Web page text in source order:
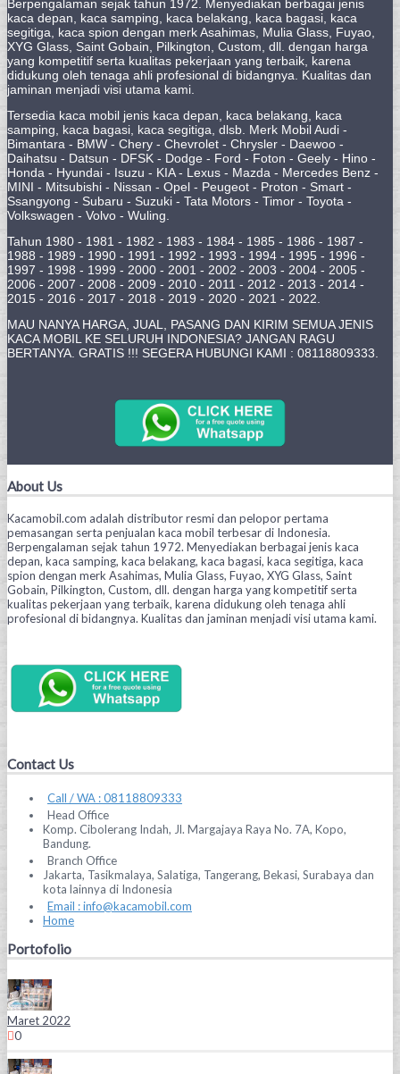
Berpengalaman sejak tahun 1972. Menyediakan berbagai jenis
kaca depan, kaca samping, kaca belakang, kaca bagasi, kaca
segitiga, kaca spion dengan merk Asahimas, Mulia Glass, Fuyao,
XYG Glass, Saint Gobain, Pilkington, Custom, dll. dengan harga
yang kompetitif serta kualitas pekerjaan yang terbaik, karena
didukung oleh tenaga ahli profesional di bidangnya. Kualitas dan
jaminan menjadi visi utama kami.
Tersedia kaca mobil jenis kaca depan, kaca belakang, kaca
samping, kaca bagasi, kaca segitiga, dlsb. Merk Mobil Audi -
Bimantara - BMW - Chery - Chevrolet - Chrysler - Daewoo -
Daihatsu - Datsun - DFSK - Dodge - Ford - Foton - Geely - Hino -
Honda - Hyundai - Isuzu - KIA - Lexus - Mazda - Mercedes Benz -
MINI - Mitsubishi - Nissan - Opel - Peugeot - Proton - Smart -
Ssangyong - Subaru - Suzuki - Tata Motors - Timor - Toyota -
Volkswagen - Volvo - Wuling.
Tahun 1980 - 1981 - 1982 - 1983 - 1984 - 1985 - 1986 - 1987 -
1988 - 1989 - 1990 - 1991 - 1992 - 1993 - 1994 - 1995 - 1996 -
1997 - 1998 - 1999 - 2000 - 2001 - 2002 - 2003 - 2004 - 2005 -
2006 - 2007 - 2008 - 2009 - 2010 - 2011 - 2012 - 2013 - 2014 -
2015 - 2016 - 2017 - 2018 - 2019 - 2020 - 2021 - 2022.
MAU NANYA HARGA, JUAL, PASANG DAN KIRIM SEMUA JENIS
KACA MOBIL KE SELURUH INDONESIA? JANGAN RAGU
BERTANYA. GRATIS !!! SEGERA HUBUNGI KAMI : 08118809333.
About Us
Kacamobil.com adalah distributor resmi dan pelopor pertama
pemasangan serta penjualan kaca mobil terbesar di Indonesia.
Berpengalaman sejak tahun 1972. Menyediakan berbagai jenis kaca
depan, kaca samping, kaca belakang, kaca bagasi, kaca segitiga, kaca
spion dengan merk Asahimas, Mulia Glass, Fuyao, XYG Glass, Saint
Gobain, Pilkington, Custom, dll. dengan harga yang kompetitif serta
kualitas pekerjaan yang terbaik, karena didukung oleh tenaga ahli
profesional di bidangnya. Kualitas dan jaminan menjadi visi utama kami.
Contact Us
Call / WA : 08118809333
Head Office
Komp. Cibolerang Indah, Jl. Margajaya Raya No. 7A, Kopo,
Bandung.
Branch Office
Jakarta, Tasikmalaya, Salatiga, Tangerang, Bekasi, Surabaya dan
kota lainnya di Indonesia
Email : info@kacamobil.com
Home
Portofolio
Maret 2022
0